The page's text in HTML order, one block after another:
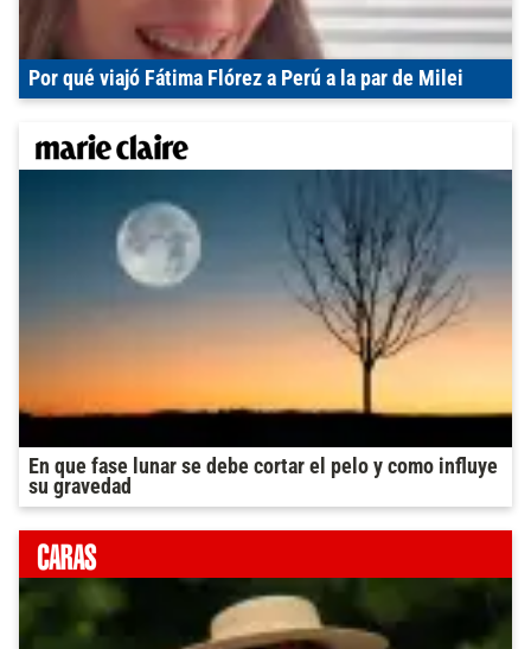
Por qué viajó Fátima Flórez a Perú a la par de Milei
En que fase lunar se debe cortar el pelo y como influye
su gravedad